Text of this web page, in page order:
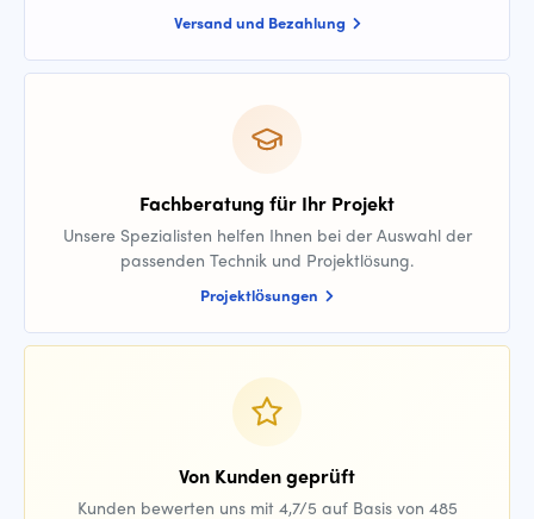
Versand und Bezahlung
Fachberatung für Ihr Projekt
Unsere Spezialisten helfen Ihnen bei der Auswahl der
passenden Technik und Projektlösung.
Projektlösungen
Von Kunden geprüft
Kunden bewerten uns mit 4,7/5 auf Basis von 485